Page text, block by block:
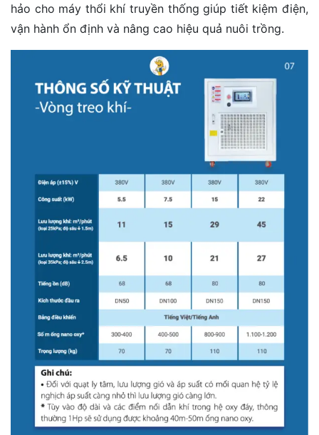
hảo cho máy thổi khí truyền thống giúp tiết kiệm điện,
vận hành ổn định và nâng cao hiệu quả nuôi trồng.